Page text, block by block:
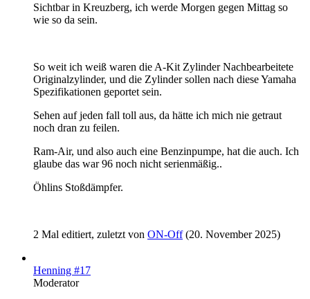
Sichtbar in Kreuzberg, ich werde Morgen gegen Mittag so
wie so da sein.
So weit ich weiß waren die A-Kit Zylinder Nachbearbeitete
Originalzylinder, und die Zylinder sollen nach diese Yamaha
Spezifikationen geportet sein.
Sehen auf jeden fall toll aus, da hätte ich mich nie getraut
noch dran zu feilen.
Ram-Air, und also auch eine Benzinpumpe, hat die auch. Ich
glaube das war 96 noch nicht serienmäßig..
Öhlins Stoßdämpfer.
2 Mal editiert, zuletzt von ON-Off(20. November 2025)
Henning #17
Moderator